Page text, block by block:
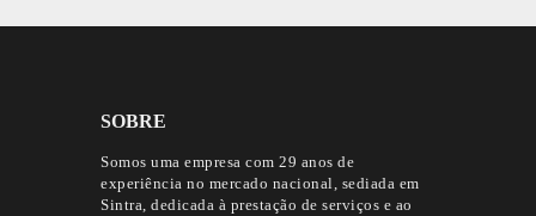
SOBRE
Somos uma empresa com 29 anos de
experiência no mercado nacional, sediada em
Sintra, dedicada à prestação de serviços e ao